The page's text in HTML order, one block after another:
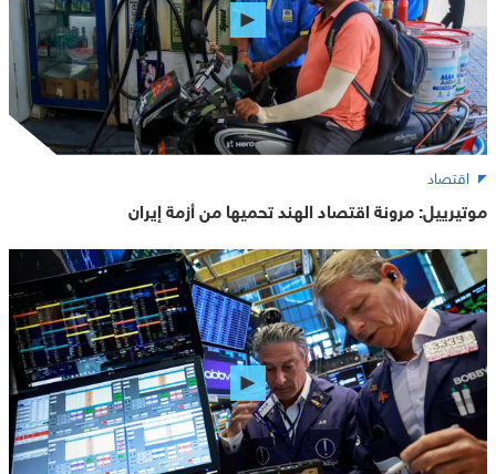
اقتصاد
موتيرييل: مرونة اقتصاد الهند تحميها من أزمة إيران